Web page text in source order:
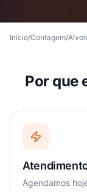
Início/Contagem/
Por que
Agendamos